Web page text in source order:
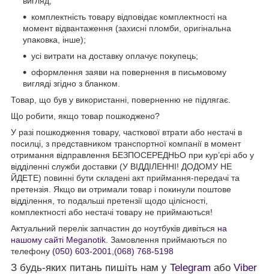
комплектність товару відповідає комплектності на
момент відвантаження (захисні пломби, оригінальна
упаковка, інше);
усі витрати на доставку оплачує покупець;
оформлення заяви на повернення в письмовому
вигляді згідно з бланком.
Товар, що був у використанні, поверненню не підлягає.
Що робити, якщо товар пошкоджено?
У разі пошкодження товару, часткової втрати або нестачі в
посилці, з представником транспортної компанії в момент
отримання відправлення БЕЗПОСЕРЕДНЬО при кур’єрі або у
відділенні служби доставки (У ВІДДІЛЕННІ! ДОДОМУ НЕ
ЙДЕТЕ) повинні бути складені акт приймання-передачі та
претензія. Якщо ви отримали товар і покинули поштове
відділення, то подальші претензії щодо цілісності,
комплектності або нестачі товару не приймаються!
Актуальний перелік запчастин до ноутбуків дивіться на
нашому сайті Meganotik . Замовлення приймаються по
телефону (050) 603-2001 (068) 768-5198
З будь-яких питань пишіть нам у Telegram або Viber